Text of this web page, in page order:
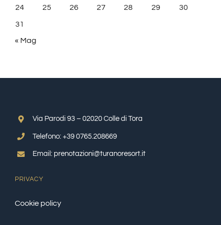
24 25 26 27 28 29 30
31
« Mag
Via Parodi 93 – 02020 Colle di Tora
Telefono: +39 0765.208669
Email: prenotazioni@turanoresort.it
PRIVACY
Cookie policy